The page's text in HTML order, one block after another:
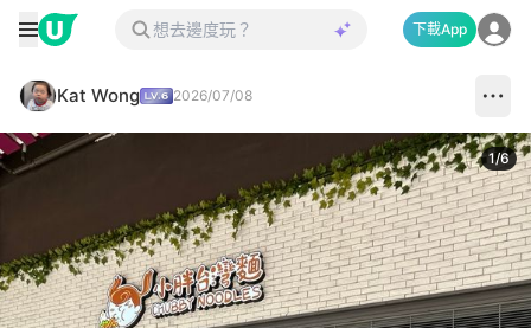
下載App
Kat Wong 2026/07/08
1/6